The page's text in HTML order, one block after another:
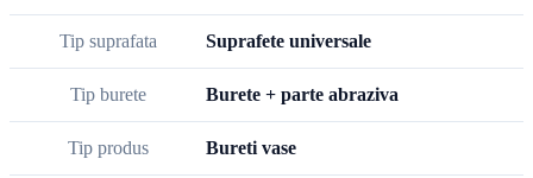
Tip suprafata Suprafete universale
Tip burete Burete + parte abraziva
Tip produs Bureti vase